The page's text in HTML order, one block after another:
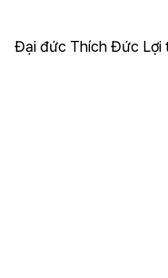
Đại đức Thích Đức Lợi